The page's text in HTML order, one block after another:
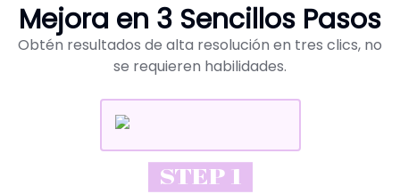
Mejora en 3 Sencillos Pasos
Obtén resultados de alta resolución en tres clics, no
se requieren habilidades.
STEP 1